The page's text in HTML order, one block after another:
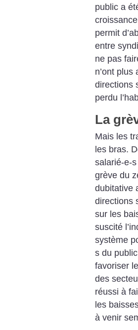
public a
permit
entre
ne pas
n’ont
directions
perdu
La
Mais les
les bras.
salarié-e-
grève du
dubitative
directions
sur les
suscité
système
s du
favoriser
des
réussi à
les
à venir